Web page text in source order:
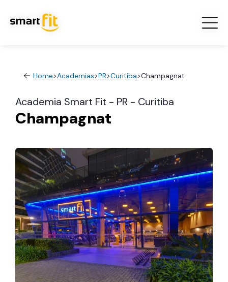
Home>Academias>PR>Curitiba>Champagnat
Academia Smart Fit - PR - Curitiba
Champagnat